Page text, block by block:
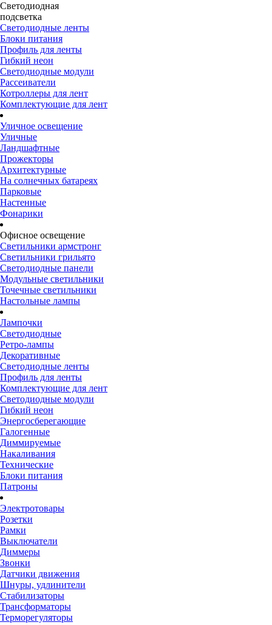
Светодиодная
подсветка
Светодиодные ленты
Блоки питания
Профиль для ленты
Гибкий неон
Светодиодные модули
Рассеиватели
Котроллеры для лент
Комплектующие для лент
Уличное освещение
Уличные
Ландшафтные
Прожекторы
Архитектурные
На солнечных батареях
Парковые
Настенные
Фонарики
Офисное освещение
Светильники армстронг
Светильники грильято
Светодиодные панели
Модульные светильники
Точечные светильники
Настольные лампы
Лампочки
Светодиодные
Ретро-лампы
Декоративные
Светодиодные ленты
Профиль для ленты
Комплектующие для лент
Светодиодные модули
Гибкий неон
Энергосберегающие
Галогенные
Диммируемые
Накаливания
Технические
Блоки питания
Патроны
Электротовары
Розетки
Рамки
Выключатели
Диммеры
Звонки
Датчики движения
Шнуры, удлинители
Стабилизаторы
Трансформаторы
Терморегуляторы